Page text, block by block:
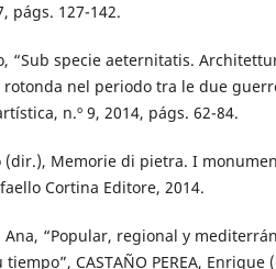
págs. 127-142.
“Sub specie aeternitatis.
nel periodo tra le due
n.º 9, 2014, págs. 62-84.
(dir.), Memorie di pietra. I
Cortina Editore, 2014.
Ana, “Popular, regional y
CASTAÑO PEREA, Enrique